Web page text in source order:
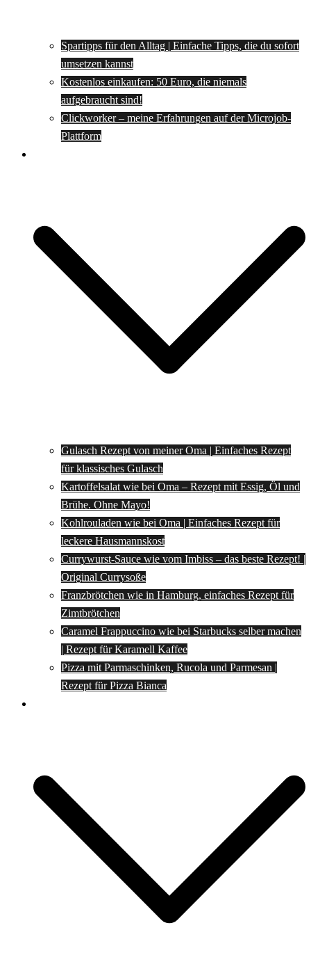
Spartipps für den Alltag | Einfache Tipps, die du sofort
umsetzen kannst
Kostenlos einkaufen: 50 Euro, die niemals
aufgebraucht sind!
Clickworker – meine Erfahrungen auf der Microjob-
Plattform
Gulasch Rezept von meiner Oma | Einfaches Rezept
für klassisches Gulasch
Kartoffelsalat wie bei Oma – Rezept mit Essig, Öl und
Brühe. Ohne Mayo!
Kohlrouladen wie bei Oma | Einfaches Rezept für
leckere Hausmannskost
Currywurst-Sauce wie vom Imbiss – das beste Rezept! |
Original Currysoße
Franzbrötchen wie in Hamburg, einfaches Rezept für
Zimtbrötchen
Caramel Frappuccino wie bei Starbucks selber machen
| Rezept für Karamell Kaffee
Pizza mit Parmaschinken, Rucola und Parmesan |
Rezept für Pizza Bianca